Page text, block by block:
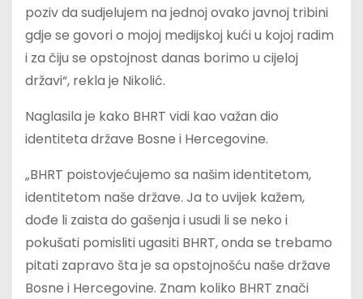
poziv da sudjelujem na jednoj ovako javnoj tribini
gdje se govori o mojoj medijskoj kući u kojoj radim
i za čiju se opstojnost danas borimo u cijeloj
državi“, rekla je Nikolić.
Naglasila je kako BHRT vidi kao važan dio
identiteta države Bosne i Hercegovine.
„BHRT poistovjećujemo sa našim identitetom,
identitetom naše države. Ja to uvijek kažem,
dođe li zaista do gašenja i usudi li se neko i
pokušati pomisliti ugasiti BHRT, onda se trebamo
pitati zapravo šta je sa opstojnošću naše države
Bosne i Hercegovine. Znam koliko BHRT znači